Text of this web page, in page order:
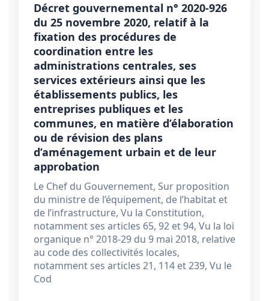
Décret gouvernemental n° 2020-926
du 25 novembre 2020, relatif à la
fixation des procédures de
coordination entre les
administrations centrales, ses
services extérieurs ainsi que les
établissements publics, les
entreprises publiques et les
communes, en matière d’élaboration
ou de révision des plans
d’aménagement urbain et de leur
approbation
Le Chef du Gouvernement, Sur proposition
du ministre de l’équipement, de l’habitat et
de l’infrastructure, Vu la Constitution,
notamment ses articles 65, 92 et 94, Vu la loi
organique n° 2018-29 du 9 mai 2018, relative
au code des collectivités locales,
notamment ses articles 21, 114 et 239, Vu le
Cod